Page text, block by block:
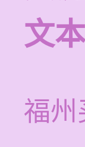
文
福州